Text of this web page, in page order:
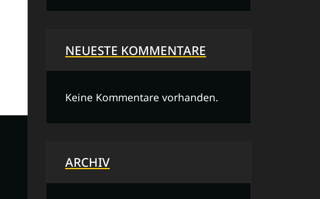
NEUESTE KOMMENTARE
Keine Kommentare vorhanden.
ARCHIV